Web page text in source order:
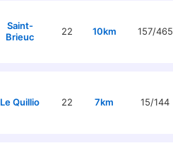
Saint-
Brieuc
22 10km 157/465
Le Quillio 22 7km 15/144